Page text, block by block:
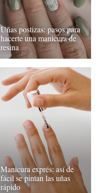
Uñas postizas: pasos para
hacerte una manicura de
resina
Manicura exprés: así de
fácil se pintan las uñas
rápido